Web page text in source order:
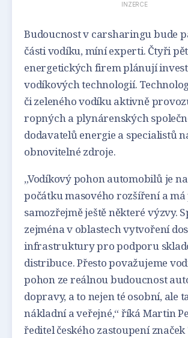
INZERCE
Budoucnost v carsharingu bude
části vodíku, míní experti. Čtyři
energetických firem plánují
vodíkových technologií.
či zeleného vodíku aktivně
ropných a plynárenských
dodavatelů energie a specialistů
obnovitelné zdroje.
„Vodíkový pohon automobilů je
počátku masového rozšíření a má
samozřejmě ještě některé výzvy.
zejména v oblastech vytvoření
infrastruktury pro podporu
distribuce. Přesto považujeme
pohon ze reálnou budoucnost
dopravy, a to nejen té osobní, ale
nákladní a veřejné,“ říká Martin
ředitel českého zastoupení značek